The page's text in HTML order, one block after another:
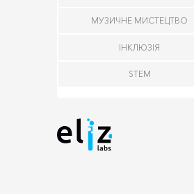
МУЗИЧНЕ МИСТЕЦТВО
ІНКЛЮЗІЯ
STEM